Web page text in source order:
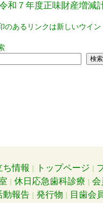
和７年度正味財産増減
のあるリンクは新しいウイン
検索
ち情報 トップページ
休日応急歯科診療
会
動報告 発行物 目歯会